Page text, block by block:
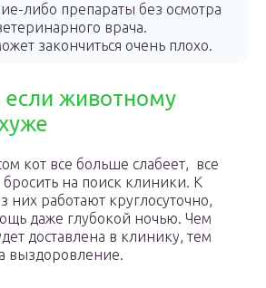
либо препараты без осмотра
врача.
закончиться очень плохо.
если животному
кот все больше слабеет, все
на поиск клиники. К
них работают круглосуточно,
даже глубокой ночью. Чем
доставлена в клинику, тем
выздоровление.